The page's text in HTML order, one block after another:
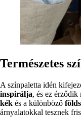
Természetes
A színpaletta idén
inspirálja, és ez érződik
kék és a különböző
árnyalatokkal tesznek